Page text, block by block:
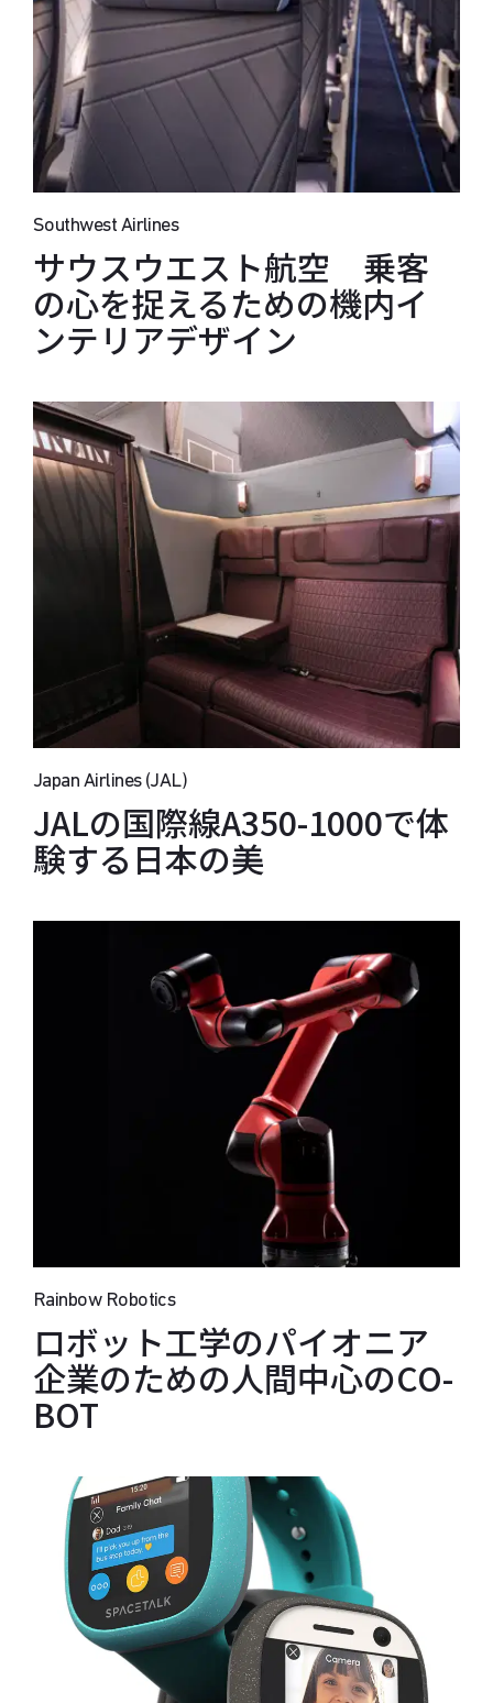
Southwest Airlines
サウスウエスト航空 乗客
の心を捉えるための機内イ
ンテリアデザイン
Japan Airlines (JAL)
JALの国際線A350-1000で体
験する日本の美
Rainbow Robotics
ロボット工学のパイオニア
企業のための人間中心のCO-
BOT